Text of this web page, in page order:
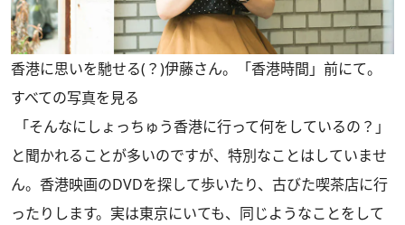
香港に思いを馳せる(？)伊藤さん。「香港時間」前にて。
すべての写真を見る
「そんなにしょっちゅう香港に行って何をしているの？」
と聞かれることが多いのですが、特別なことはしていませ
ん。香港映画のDVDを探して歩いたり、古びた喫茶店に行
ったりします。実は東京にいても、同じようなことをして